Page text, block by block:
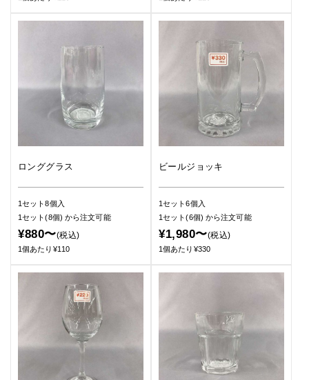
ロンググラス
1セット8個入
1セット(8個) から注文可能
¥880〜(税込)
1個あたり¥110
ビールジョッキ
1セット6個入
1セット(6個) から注文可能
¥1,980〜(税込)
1個あたり¥330